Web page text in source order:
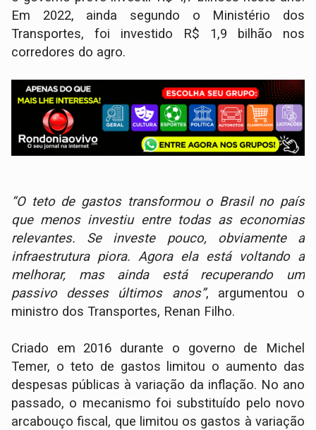
Em 2022, ainda segundo o Ministério dos
Transportes, foi investido R$ 1,9 bilhão nos
corredores do agro.
“O teto de gastos transformou o Brasil no país
que menos investiu entre todas as economias
relevantes. Se investe pouco, obviamente a
infraestrutura piora. Agora ela está voltando a
melhorar, mas ainda está recuperando um
passivo desses últimos anos”, argumentou o
ministro dos Transportes, Renan Filho.
Criado em 2016 durante o governo de Michel
Temer, o teto de gastos limitou o aumento das
despesas públicas à variação da inflação. No ano
passado, o mecanismo foi substituído pelo novo
arcabouço fiscal, que limitou os gastos à variação